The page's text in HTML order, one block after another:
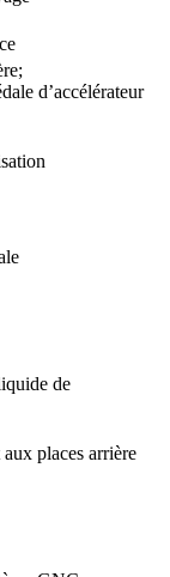
d’accélérateur
de
places arrière